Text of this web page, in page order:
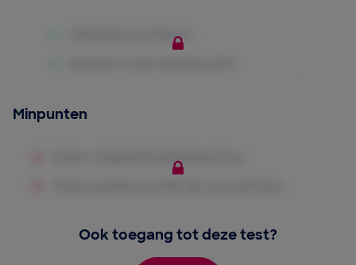
Minpunten
Ook toegang tot deze test?